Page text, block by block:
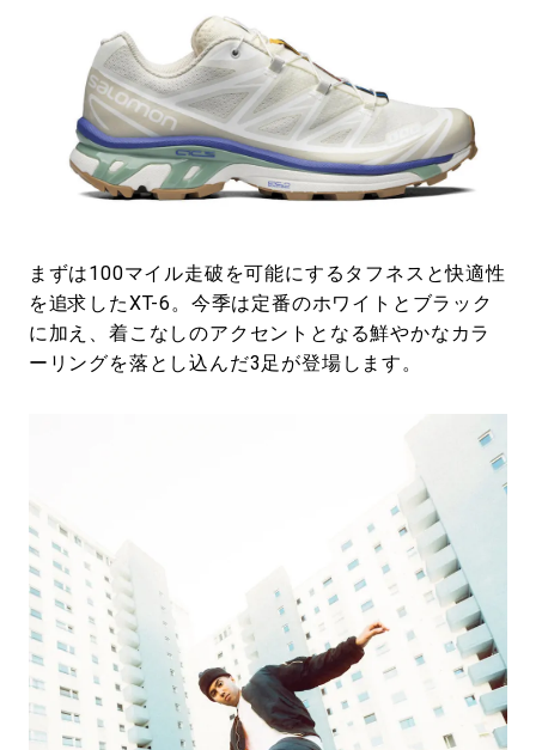
まずは100マイル走破を可能にするタフネスと快適性
を追求したXT-6。今季は定番のホワイトとブラック
に加え、着こなしのアクセントとなる鮮やかなカラ
ーリングを落とし込んだ3足が登場します。